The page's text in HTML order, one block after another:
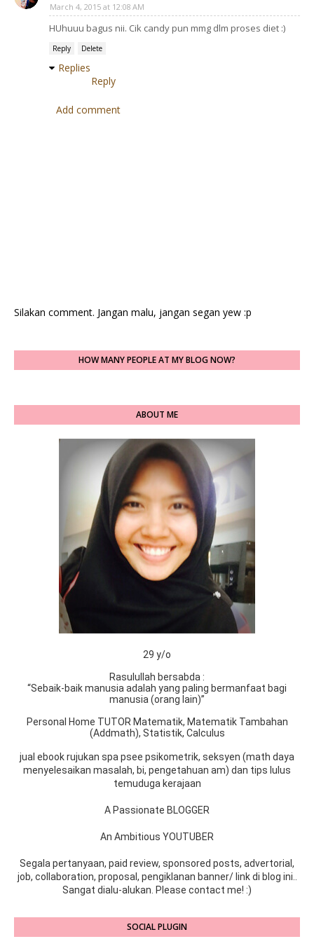
March 4, 2015 at 12:08 AM
HUhuuu bagus nii. Cik candy pun mmg dlm proses diet :)
Reply Delete
Replies
Reply
Add comment
Silakan comment. Jangan malu, jangan segan yew :p
HOW MANY PEOPLE AT MY BLOG NOW?
ABOUT ME
29 y/o
Rasulullah bersabda :
“Sebaik-baik manusia adalah yang paling bermanfaat bagi
manusia (orang lain)”
Personal Home TUTOR Matematik, Matematik Tambahan
(Addmath), Statistik, Calculus
jual ebook rujukan spa psee psikometrik, seksyen (math daya
menyelesaikan masalah, bi, pengetahuan am) dan tips lulus
temuduga kerajaan
A Passionate BLOGGER
An Ambitious YOUTUBER
Segala pertanyaan, paid review, sponsored posts, advertorial,
job, collaboration, proposal, pengiklanan banner/ link di blog ini..
Sangat dialu-alukan. Please contact me! :)
SOCIAL PLUGIN